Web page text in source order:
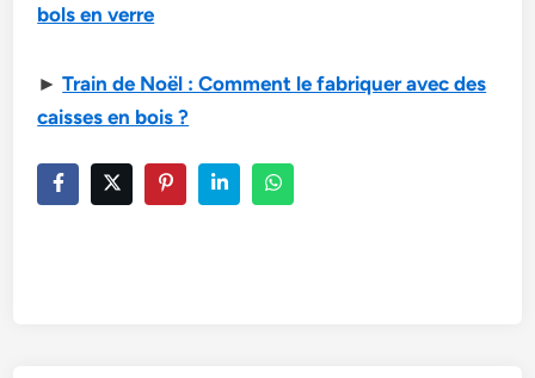
bols en verre
►Train de Noël : Comment le fabriquer avec des
caisses en bois ?